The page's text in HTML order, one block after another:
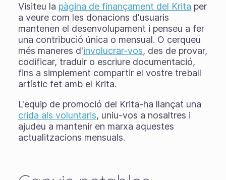
Visiteu la pàgina de finançament del Krita per
a veure com les donacions d'usuaris
mantenen el desenvolupament i penseu a fer
una contribució única o mensual. O cerqueu
més maneres d'involucrar-vos, des de provar,
codificar, traduir o escriure documentació,
fins a simplement compartir el vostre treball
artístic fet amb el Krita.
L'equip de promoció del Krita-ha llançat una
crida als voluntaris, uniu-vos a nosaltres i
ajudeu a mantenir en marxa aquestes
actualitzacions mensuals.